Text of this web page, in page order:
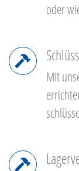
oder
Mit